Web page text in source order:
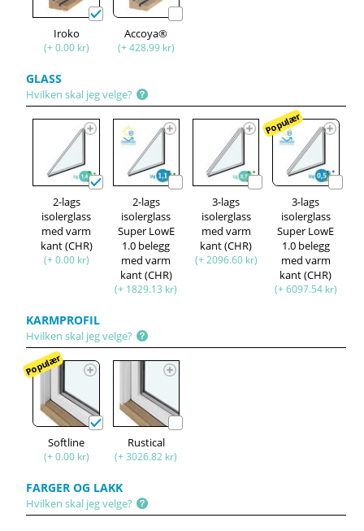
Iroko
(+ 0.00 kr)
Accoya®
(+ 428.99 kr)
GLASS
Hvilken skal jeg velge?
2-lags
isolerglass
med varm
kant (CHR)
(+ 0.00 kr)
2-lags
isolerglass
Super LowE
1.0 belegg
med varm
kant (CHR)
(+ 1829.13 kr)
3-lags
isolerglass
med varm
kant (CHR)
(+ 2096.60 kr)
Populær
3-lags
isolerglass
Super LowE
1.0 belegg
med varm
kant (CHR)
(+ 6097.54 kr)
KARMPROFIL
Hvilken skal jeg velge?
Populær
Softline
(+ 0.00 kr)
Rustical
(+ 3026.82 kr)
FARGER OG LAKK
Hvilken skal jeg velge?